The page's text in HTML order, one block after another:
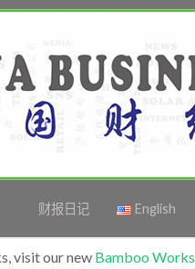
财报日记 English
visit our new Bamboo Works